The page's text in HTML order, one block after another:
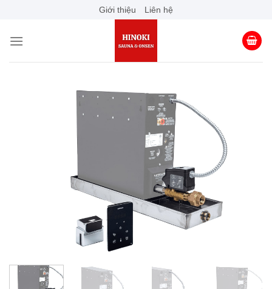
content
Giới thiệu Liên hệ